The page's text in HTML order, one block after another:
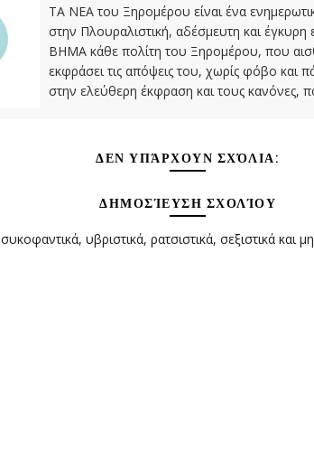
ΤΑ ΝΕΑ του Ξηρομέρου είναι ένα
στην Πλουραλιστική, αδέσμευτη και έγκυρη
ΒΗΜΑ κάθε πολίτη του Ξηρομέρου, που
εκφράσει τις απόψεις του, χωρίς φόβο και
στην ελεύθερη έκφραση και τους κανόνες,
ΔΕΝ ΥΠΆΡΧΟΥΝ ΣΧΌΛΙΑ:
ΔΗΜΟΣΊΕΥΣΗ ΣΧΟΛΊΟΥ
υβριστικά, ρατσιστικά, σεξιστικά και